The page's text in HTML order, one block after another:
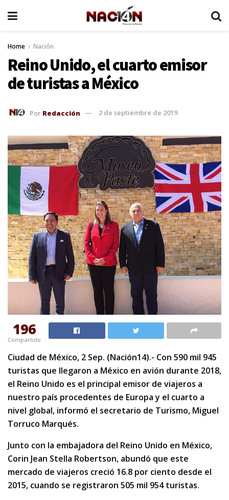
Home Nación
Reino Unido, el cuarto emisor
de turistas a México
Por Redacción 2 de septiembre de 2019
196
Compartido
Ciudad de México, 2 Sep. (Nación14).- Con 590 mil 945
turistas que llegaron a México en avión durante 2018,
el Reino Unido es el principal emisor de viajeros a
nuestro país procedentes de Europa y el cuarto a
nivel global, informó el secretario de Turismo, Miguel
Torruco Marqués.
Junto con la embajadora del Reino Unido en México,
Corin Jean Stella Robertson, abundó que este
mercado de viajeros creció 16.8 por ciento desde el
2015, cuando se registraron 505 mil 954 turistas.